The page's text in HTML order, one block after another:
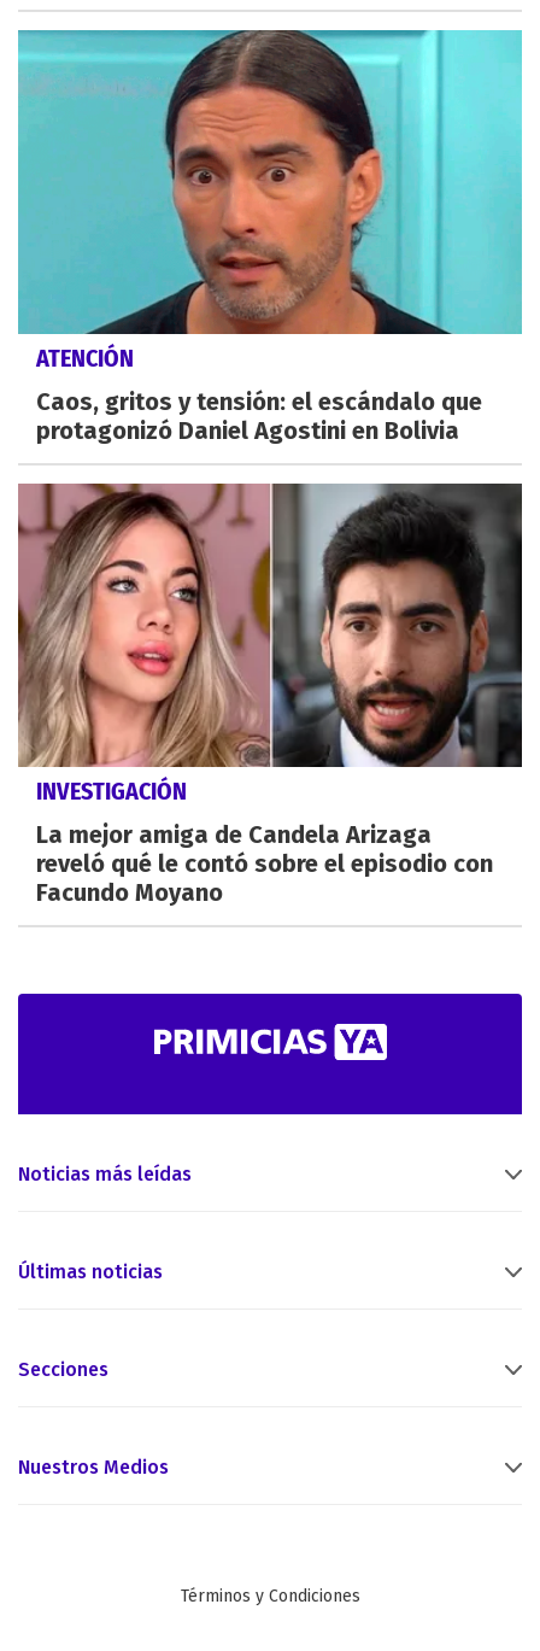
ATENCIÓN
Caos, gritos y tensión: el escándalo que
protagonizó Daniel Agostini en Bolivia
INVESTIGACIÓN
La mejor amiga de Candela Arizaga
reveló qué le contó sobre el episodio con
Facundo Moyano
Noticias más leídas
Últimas noticias
Secciones
Nuestros Medios
Términos y Condiciones